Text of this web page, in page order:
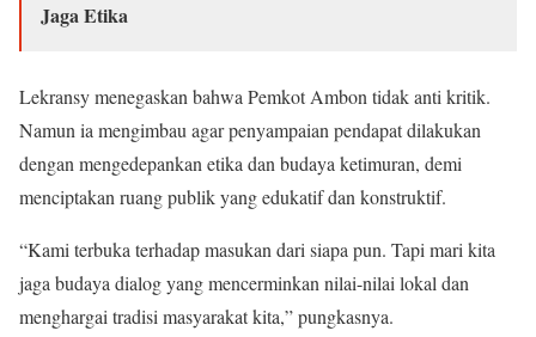
Jaga Etika
Lekransy menegaskan bahwa Pemkot Ambon tidak anti kritik.
Namun ia mengimbau agar penyampaian pendapat dilakukan
dengan mengedepankan etika dan budaya ketimuran, demi
menciptakan ruang publik yang edukatif dan konstruktif.
“Kami terbuka terhadap masukan dari siapa pun. Tapi mari kita
jaga budaya dialog yang mencerminkan nilai-nilai lokal dan
menghargai tradisi masyarakat kita,” pungkasnya.